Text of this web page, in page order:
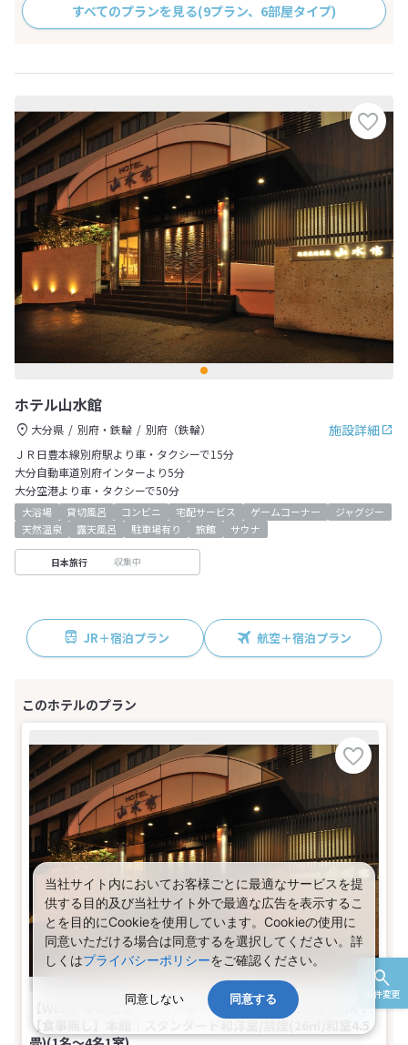
条件変更
すべてのプランを見る(9プラン、6部屋タイプ)
ホテル山水館
施設詳細
大分県 別府・鉄輪
別府（鉄輪）
ＪＲ日豊本線別府駅より車・タクシーで15分
大分自動車道別府インターより5分
大分空港より車・タクシーで50分
大浴場 貸切風呂 コンビニ 宅配サービス ゲームコーナー
ジャグジー
天然温泉
露天風呂 駐車場有り 旅館 サウナ
日本旅行 収集中
JR＋宿泊プラン 航空＋宿泊プラン
【WEB】◆素泊まりプラン◆チェックインは22時までOK！
【食事無し】本館｜スタンダード和洋室/禁煙(26㎡/和室4.5
当社サイト内においてお客様ごとに最適なサービスを提
供する目的及び当社サイト外で最適な広告を表示するこ
とを目的にCookieを使用しています。Cookieの使用に
同意いただける場合は同意するを選択してください。詳
しくはプライバシーポリシーをご確認ください。
同意しない 同意する